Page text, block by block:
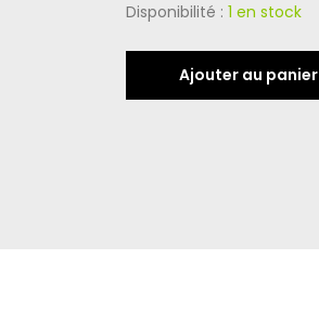
Disponibilité : 1 en stock
Ajouter au panier